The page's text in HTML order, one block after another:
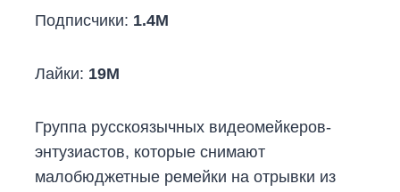
Подписчики: 1.4M
Лайки: 19M
Группа русскоязычных видеомейкеров-
энтузиастов, которые снимают
малобюджетные ремейки на отрывки из